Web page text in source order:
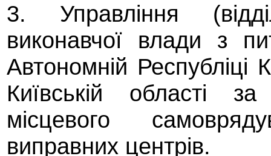
3. Управління
виконавчої влади з
Автономній Республіці
Київській області
місцевого
виправних центрів.